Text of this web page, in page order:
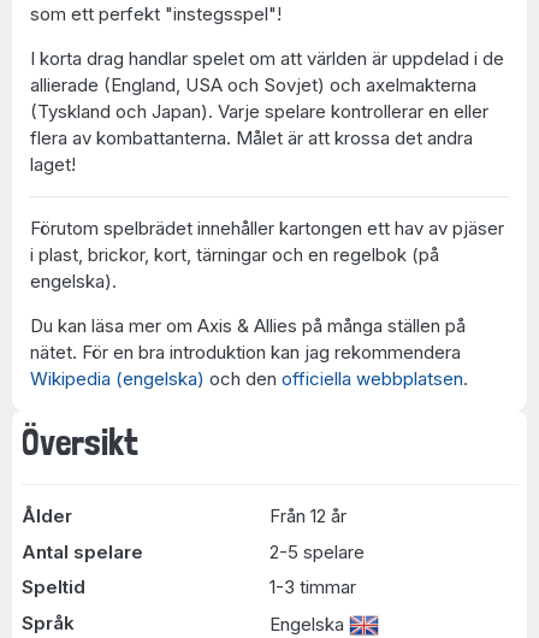
Översikt
Ålder
Från 12 år
Antal spelare
2-5 spelare
Speltid
1-3 timmar
Språk
Engelska
som ett perfekt "instegsspel"!
I korta drag handlar spelet om att världen är uppdelad i de
allierade (England, USA och Sovjet) och axelmakterna
(Tyskland och Japan). Varje spelare kontrollerar en eller
flera av kombattanterna. Målet är att krossa det andra
laget!
Förutom spelbrädet innehåller kartongen ett hav av pjäser
i plast, brickor, kort, tärningar och en regelbok (på
engelska).
Du kan läsa mer om Axis & Allies på många ställen på
nätet. För en bra introduktion kan jag rekommendera
Wikipedia (engelska) och den officiella webbplatsen.